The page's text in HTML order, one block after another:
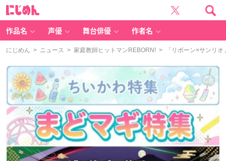
作品名 声優 舞台俳優 作者名
にじめん > ニュース > 家庭教師ヒットマンREBORN! > 「リボーン×サンリオ